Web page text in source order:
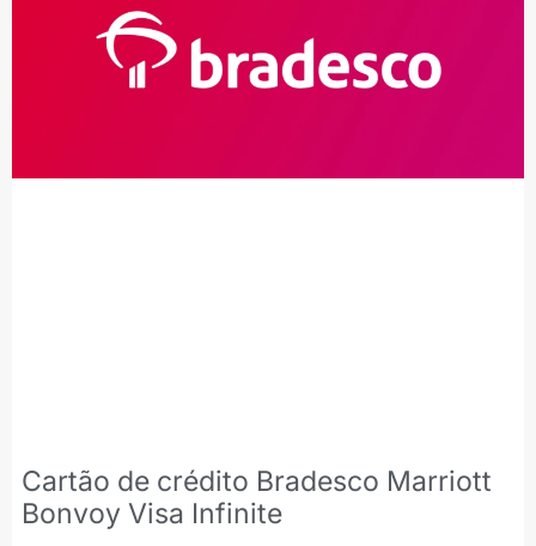
Cartão de crédito Bradesco Marriott
Bonvoy Visa Infinite